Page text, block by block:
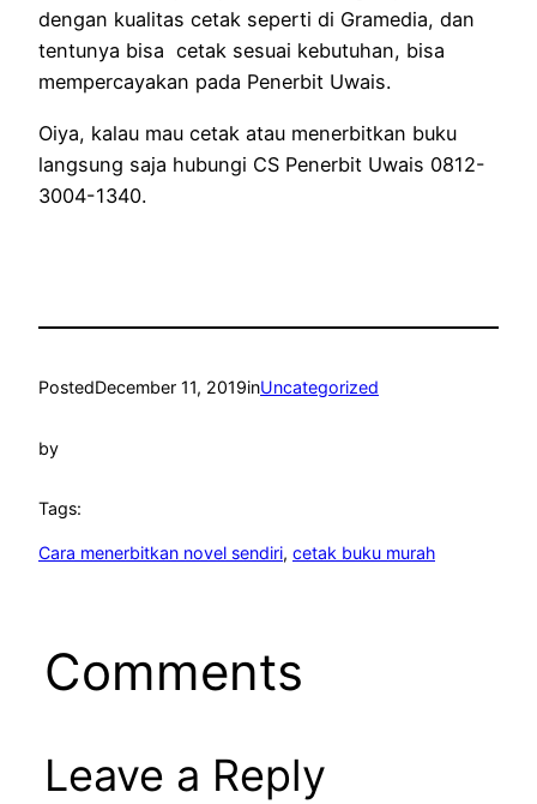
dengan kualitas cetak seperti di Gramedia, dan
tentunya bisa cetak sesuai kebutuhan, bisa
mempercayakan pada Penerbit Uwais.
Oiya, kalau mau cetak atau menerbitkan buku
langsung saja hubungi CS Penerbit Uwais 0812-
3004-1340.
PostedDecember 11, 2019inUncategorized
by
Tags:
Cara menerbitkan novel sendiri, cetak buku murah
Comments
Leave a Reply